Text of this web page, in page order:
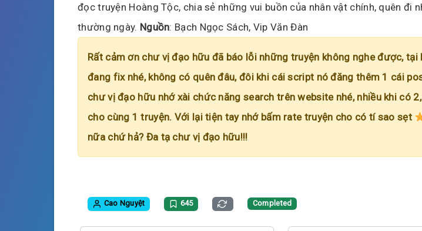
đọc truyện Hoàng Tộc, chia sẻ những vui buồn của nhân vật chính, quên đi
thường ngày. Nguồn: Bạch Ngọc Sách​, Vip Văn Đàn
Rất cảm ơn chư vị đạo hữu đã báo lỗi những truyện không nghe được, tại
đang fix nhé, không có quên đâu, đôi khi cái script nó đăng thêm 1 cái
chư vị đạo hữu nhớ xài chức năng search trên website nhé, nhiều khi có
cho cùng 1 truyện. Với lại tiện tay nhớ bấm rate truyện cho có tí sao sẹt
nữa chứ hả? Đa tạ chư vị đạo hữu!!!
Cao Nguyệt 645 Completed